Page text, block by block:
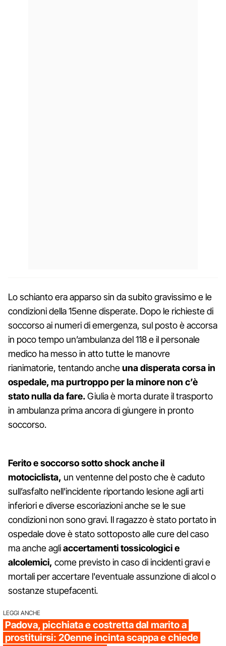
Lo schianto era apparso sin da subito gravissimo e le
condizioni della 15enne disperate. Dopo le richieste di
soccorso ai numeri di emergenza, sul posto è accorsa
in poco tempo un’ambulanza del 118 e il personale
medico ha messo in atto tutte le manovre
rianimatorie, tentando ancheuna disperata corsa in
ospedale, ma purtroppo per la minore non c’è
stato nulla da fare.Giulia è morta durate il trasporto
in ambulanza prima ancora di giungere in pronto
soccorso.
Ferito e soccorso sotto shock anche il
motociclista, un ventenne del posto che è caduto
sull’asfalto nell'incidente riportando lesione agli arti
inferiori e diverse escoriazioni anche se le sue
condizioni non sono gravi. Il ragazzo è stato portato in
ospedale dove è stato sottoposto alle cure del caso
ma anche agliaccertamenti tossicologici e
alcolemici, come previsto in caso di incidenti gravi e
mortali per accertare l'eventuale assunzione di alcol o
sostanze stupefacenti.
LEGGI ANCHE
Padova, picchiata e costretta dal marito a
prostituirsi: 20enne incinta scappa e chiede